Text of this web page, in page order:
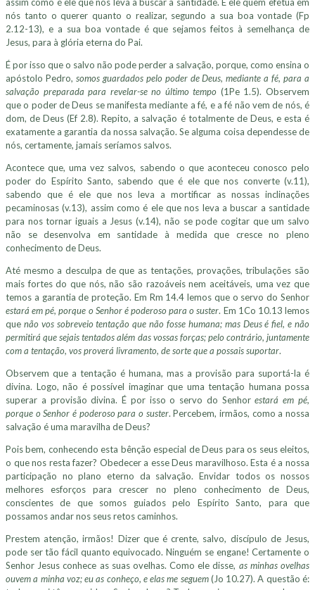
assim como é ele que nos leva a buscar a santidade. É ele quem efetua em
nós tanto o querer quanto o realizar, segundo a sua boa vontade (Fp
2.12-13), e a sua boa vontade é que sejamos feitos à semelhança de
Jesus, para à glória eterna do Pai.
É por isso que o salvo não pode perder a salvação, porque, como ensina o
apóstolo Pedro, somos guardados pelo poder de Deus, mediante a fé, para a
salvação preparada para revelar-se no último tempo (1Pe 1.5). Observem
que o poder de Deus se manifesta mediante a fé, e a fé não vem de nós, é
dom, de Deus (Ef 2.8). Repito, a salvação é totalmente de Deus, e esta é
exatamente a garantia da nossa salvação. Se alguma coisa dependesse de
nós, certamente, jamais seríamos salvos.
Acontece que, uma vez salvos, sabendo o que aconteceu conosco pelo
poder do Espírito Santo, sabendo que é ele que nos converte (v.11),
sabendo que é ele que nos leva a mortificar as nossas inclinações
pecaminosas (v.13), assim como é ele que nos leva a buscar a santidade
para nos tornar iguais a Jesus (v.14), não se pode cogitar que um salvo
não se desenvolva em santidade à medida que cresce no pleno
conhecimento de Deus.
Até mesmo a desculpa de que as tentações, provações, tribulações são
mais fortes do que nós, não são razoáveis nem aceitáveis, uma vez que
temos a garantia de proteção. Em Rm 14.4 lemos que o servo do Senhor
estará em pé, porque o Senhor é poderoso para o suster. Em 1Co 10.13 lemos
que não vos sobreveio tentação que não fosse humana; mas Deus é fiel, e não
permitirá que sejais tentados além das vossas forças; pelo contrário, juntamente
com a tentação, vos proverá livramento, de sorte que a possais suportar.
Observem que a tentação é humana, mas a provisão para suportá-la é
divina. Logo, não é possível imaginar que uma tentação humana possa
superar a provisão divina. É por isso o servo do Senhorestará em pé,
porque o Senhor é poderoso para o suster. Percebem, irmãos, como a nossa
salvação é uma maravilha de Deus?
Pois bem, conhecendo esta bênção especial de Deus para os seus eleitos,
o que nos resta fazer? Obedecer a esse Deus maravilhoso. Esta é a nossa
participação no plano eterno da salvação. Envidar todos os nossos
melhores esforços para crescer no pleno conhecimento de Deus,
conscientes de que somos guiados pelo Espírito Santo, para que
possamos andar nos seus retos caminhos.
Prestem atenção, irmãos! Dizer que é crente, salvo, discípulo de Jesus,
pode ser tão fácil quanto equivocado. Ninguém se engane! Certamente o
Senhor Jesus conhece as suas ovelhas. Como ele disse, as minhas ovelhas
ouvem a minha voz; eu as conheço, e elas me seguem(Jo 10.27). A questão é: